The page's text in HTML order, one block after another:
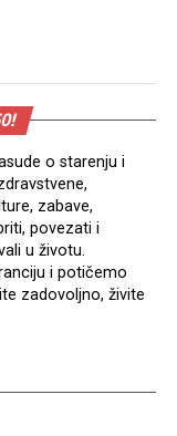
o starenju i
zabave,
povezati i
u životu.
i potičemo
zadovoljno, živite